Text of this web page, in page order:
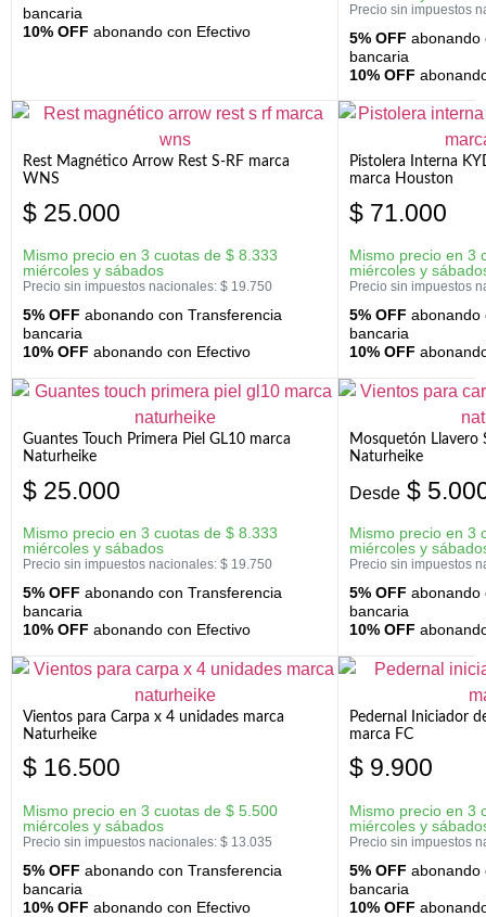
bancaria
10% OFF abonando con Efectivo
Precio sin impuestos
5% OFF abonando
bancaria
10% OFF
Rest Magnético Arrow Rest S-RF marca
WNS
$ 25.000
Mismo precio en 3 cuotas de $ 8.333
miércoles y sábados
Precio sin impuestos nacionales: $ 19.750
5% OFF abonando con Transferencia
bancaria
10% OFF abonando con Efectivo
Pistolera Interna
marca Houston
$ 71.000
Mismo precio en 3
miércoles y
Precio sin impuestos
5% OFF abonando
bancaria
10% OFF
Guantes Touch Primera Piel GL10 marca
Naturheike
$ 25.000
Mismo precio en 3 cuotas de $ 8.333
miércoles y sábados
Precio sin impuestos nacionales: $ 19.750
5% OFF abonando con Transferencia
bancaria
10% OFF abonando con Efectivo
Mosquetón Llavero
Naturheike
Desde $
Mismo precio en 3
miércoles y
Precio sin impuestos
5% OFF abonando
bancaria
10% OFF
Vientos para Carpa x 4 unidades marca
Naturheike
$ 16.500
Mismo precio en 3 cuotas de $ 5.500
miércoles y sábados
Precio sin impuestos nacionales: $ 13.035
5% OFF abonando con Transferencia
bancaria
10% OFF abonando con Efectivo
Pedernal Iniciador
marca FC
$ 9.900
Mismo precio en 3
miércoles y
Precio sin impuestos
5% OFF abonando
bancaria
10% OFF